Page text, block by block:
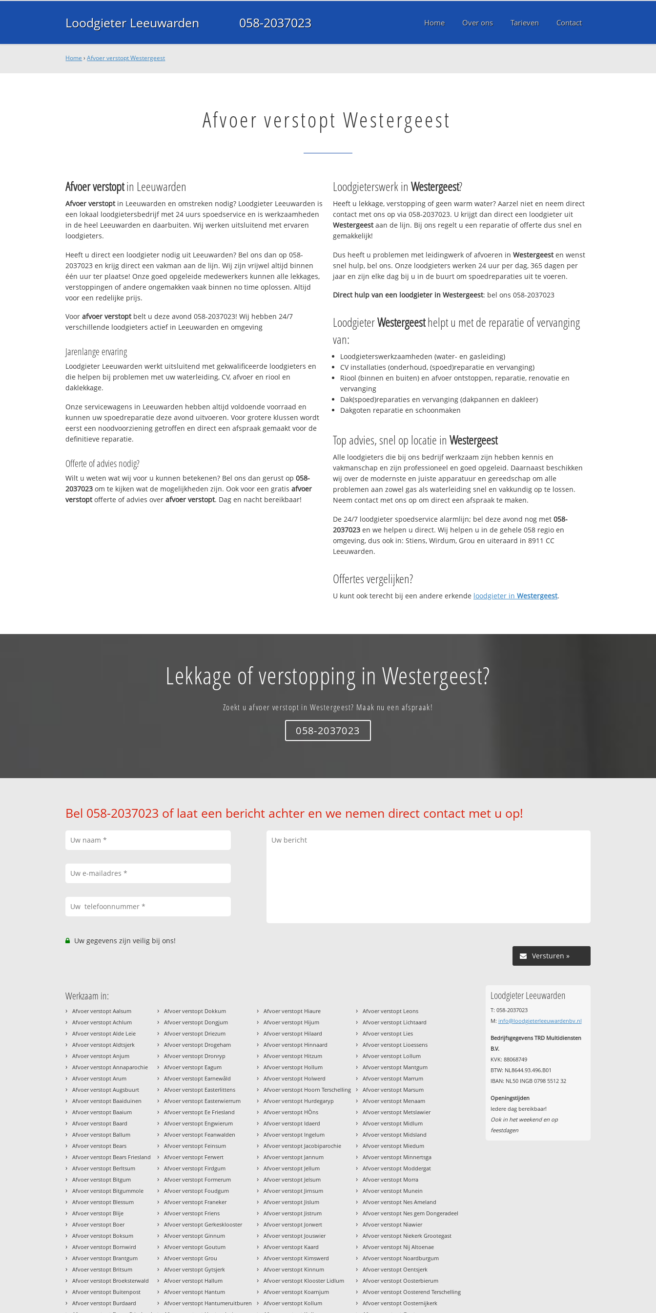
Loodgieter Leeuwarden 058-2037023 Home Over ons Tarieven Contact
Home ›Afvoer verstopt Westergeest
Afvoer verstopt Westergeest
Afvoer verstoptin Leeuwarden
Afvoer verstoptin Leeuwarden en omstreken nodig? Loodgieter Leeuwarden is
een lokaal loodgietersbedrijf met 24 uurs spoedservice en is werkzaamheden
in de heel Leeuwarden en daarbuiten. Wij werken uitsluitend met ervaren
loodgieters.
Heeft u direct een loodgieter nodig uit Leeuwarden? Bel ons dan op 058-
2037023 en krijg direct een vakman aan de lijn. Wij zijn vrijwel altijd binnen
één uur ter plaatse! Onze goed opgeleide medewerkers kunnen alle lekkages,
verstoppingen of andere ongemakken vaak binnen no time oplossen. Altijd
voor een redelijke prijs.
Voorafvoer verstoptbelt u deze avond 058-2037023! Wij hebben 24/7
verschillende loodgieters actief in Leeuwarden en omgeving
Jarenlange ervaring
Loodgieter Leeuwarden werkt uitsluitend met gekwalificeerde loodgieters en
die helpen bij problemen met uw waterleiding, CV, afvoer en riool en
daklekkage.
Onze servicewagens in Leeuwarden hebben altijd voldoende voorraad en
kunnen uw spoedreparatie deze avond uitvoeren. Voor grotere klussen wordt
eerst een noodvoorziening getroffen en direct een afspraak gemaakt voor de
definitieve reparatie.
Offerte of advies nodig?
Wilt u weten wat wij voor u kunnen betekenen? Bel ons dan gerust op058-
2037023 om te kijken wat de mogelijkheden zijn. Ook voor een gratisafvoer
verstoptofferte of advies overafvoer verstopt. Dag en nacht bereikbaar!
Loodgieterswerk in Westergeest?
Heeft u lekkage, verstopping of geen warm water? Aarzel niet en neem direct
contact met ons op via 058-2037023. U krijgt dan direct een loodgieter uit
Westergeestaan de lijn. Bij ons regelt u een reparatie of offerte dus snel en
gemakkelijk!
Dus heeft u problemen met leidingwerk of afvoeren in Westergeesten wenst
snel hulp, bel ons. Onze loodgieters werken 24 uur per dag, 365 dagen per
jaar en zijn elke dag bij u in de buurt om spoedreparaties uit te voeren.
Direct hulp van een loodgieter in Westergeest: bel ons 058-2037023
LoodgieterWestergeesthelpt u met de reparatie of vervanging
van:
Loodgieterswerkzaamheden (water- en gasleiding)
CV installaties (onderhoud, (spoed)reparatie en vervanging)
Riool (binnen en buiten) en afvoer ontstoppen, reparatie, renovatie en
vervanging
Dak(spoed)reparaties en vervanging (dakpannen en dakleer)
Dakgoten reparatie en schoonmaken
Top advies, snel op locatie in Westergeest
Alle loodgieters die bij ons bedrijf werkzaam zijn hebben kennis en
vakmanschap en zijn professioneel en goed opgeleid. Daarnaast beschikken
wij over de modernste en juiste apparatuur en gereedschap om alle
problemen aan zowel gas als waterleiding snel en vakkundig op te lossen.
Neem contact met ons op om direct een afspraak te maken.
De 24/7 loodgieter spoedservice alarmlijn; bel deze avond nog met 058-
2037023 en we helpen u direct. Wij helpen u in de gehele 058 regio en
omgeving, dus ook in: Stiens, Wirdum, Grou en uiteraard in 8911 CC
Leeuwarden.
Offertes vergelijken?
U kunt ook terecht bij een andere erkende loodgieter in Westergeest.
Lekkage of verstopping in Westergeest?
Zoekt u afvoer verstopt in Westergeest? Maak nu een afspraak!
058-2037023
Bel 058-2037023 of laat een bericht achter en we nemen direct contact met u op!
Uw gegevens zijn veilig bij ons!
Versturen »
Werkzaam in:
› Afvoer verstopt Aalsum
› Afvoer verstopt Achlum
› Afvoer verstopt Alde Leie
› Afvoer verstopt Aldtsjerk
› Afvoer verstopt Anjum
› Afvoer verstopt Annaparochie
› Afvoer verstopt Arum
› Afvoer verstopt Augsbuurt
› Afvoer verstopt Baaiduinen
› Afvoer verstopt Baaium
› Afvoer verstopt Baard
› Afvoer verstopt Ballum
› Afvoer verstopt Bears
› Afvoer verstopt Bears Friesland
› Afvoer verstopt Berltsum
› Afvoer verstopt Bitgum
› Afvoer verstopt Bitgummole
› Afvoer verstopt Blessum
› Afvoer verstopt Blije
› Afvoer verstopt Boer
› Afvoer verstopt Boksum
› Afvoer verstopt Bornwird
› Afvoer verstopt Brantgum
› Afvoer verstopt Britsum
› Afvoer verstopt Broeksterwald
› Afvoer verstopt Buitenpost
› Afvoer verstopt Burdaard
› Afvoer verstopt Dokkum
› Afvoer verstopt Dongjum
› Afvoer verstopt Driezum
› Afvoer verstopt Drogeham
› Afvoer verstopt Dronryp
› Afvoer verstopt Eagum
› Afvoer verstopt Earnewâld
› Afvoer verstopt Easterlittens
› Afvoer verstopt Easterwierrum
› Afvoer verstopt Ee Friesland
› Afvoer verstopt Engwierum
› Afvoer verstopt Feanwalden
› Afvoer verstopt Feinsum
› Afvoer verstopt Ferwert
› Afvoer verstopt Firdgum
› Afvoer verstopt Formerum
› Afvoer verstopt Foudgum
› Afvoer verstopt Franeker
› Afvoer verstopt Friens
› Afvoer verstopt Gerkesklooster
› Afvoer verstopt Ginnum
› Afvoer verstopt Goutum
› Afvoer verstopt Grou
› Afvoer verstopt Gytsjerk
› Afvoer verstopt Hallum
› Afvoer verstopt Hantum
› Afvoer verstopt Hantumeruitburen
› Afvoer verstopt Hiaure
› Afvoer verstopt Hijum
› Afvoer verstopt Hilaard
› Afvoer verstopt Hinnaard
› Afvoer verstopt Hitzum
› Afvoer verstopt Hollum
› Afvoer verstopt Holwerd
› Afvoer verstopt Hoorn Terschelling
› Afvoer verstopt Hurdegaryp
› Afvoer verstopt HÒns
› Afvoer verstopt Idaerd
› Afvoer verstopt Ingelum
› Afvoer verstopt Jacobiparochie
› Afvoer verstopt Jannum
› Afvoer verstopt Jellum
› Afvoer verstopt Jelsum
› Afvoer verstopt Jirnsum
› Afvoer verstopt Jislum
› Afvoer verstopt Jistrum
› Afvoer verstopt Jorwert
› Afvoer verstopt Jouswier
› Afvoer verstopt Kaard
› Afvoer verstopt Kimswerd
› Afvoer verstopt Kinnum
› Afvoer verstopt Klooster Lidlum
› Afvoer verstopt Koarnjum
› Afvoer verstopt Kollum
› Afvoer verstopt Leons
› Afvoer verstopt Lichtaard
› Afvoer verstopt Lies
› Afvoer verstopt Lioessens
› Afvoer verstopt Lollum
› Afvoer verstopt Mantgum
› Afvoer verstopt Marrum
› Afvoer verstopt Marsum
› Afvoer verstopt Menaam
› Afvoer verstopt Metslawier
› Afvoer verstopt Midlum
› Afvoer verstopt Midsland
› Afvoer verstopt Miedum
› Afvoer verstopt Minnertsga
› Afvoer verstopt Moddergat
› Afvoer verstopt Morra
› Afvoer verstopt Munein
› Afvoer verstopt Nes Ameland
› Afvoer verstopt Nes gem Dongeradeel
› Afvoer verstopt Niawier
› Afvoer verstopt Niekerk Grootegast
› Afvoer verstopt Nij Altoenae
› Afvoer verstopt Noardburgum
› Afvoer verstopt Oentsjerk
› Afvoer verstopt Oosterbierum
› Afvoer verstopt Oosterend Terschelling
› Afvoer verstopt Oosternijkerk
Loodgieter Leeuwarden
T: 058-2037023
M: info@loodgieterleeuwardenbv.nl
Bedrijfsgegevens TRD Multidiensten
B.V.
KVK: 88068749
BTW: NL8644.93.496.B01
IBAN: NL50 INGB 0798 5512 32
Openingstijden
Iedere dag bereikbaar!
Ook in het weekend en op
feestdagen